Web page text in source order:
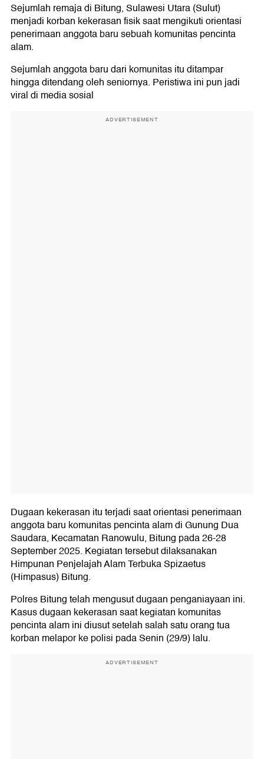
Sejumlah remaja di Bitung, Sulawesi Utara (Sulut)
menjadi korban kekerasan fisik saat mengikuti orientasi
penerimaan anggota baru sebuah komunitas pencinta
alam.
Sejumlah anggota baru dari komunitas itu ditampar
hingga ditendang oleh seniornya. Peristiwa ini pun jadi
viral di media sosial
ADVERTISEMENT
Dugaan kekerasan itu terjadi saat orientasi penerimaan
anggota baru komunitas pencinta alam di Gunung Dua
Saudara, Kecamatan Ranowulu, Bitung pada 26-28
September 2025. Kegiatan tersebut dilaksanakan
Himpunan Penjelajah Alam Terbuka Spizaetus
(Himpasus) Bitung.
Polres Bitung telah mengusut dugaan penganiayaan ini.
Kasus dugaan kekerasan saat kegiatan komunitas
pencinta alam ini diusut setelah salah satu orang tua
korban melapor ke polisi pada Senin (29/9) lalu.
ADVERTISEMENT